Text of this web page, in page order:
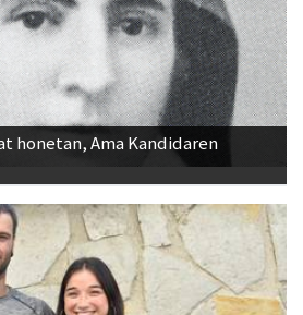
honetan, Ama Kandidaren